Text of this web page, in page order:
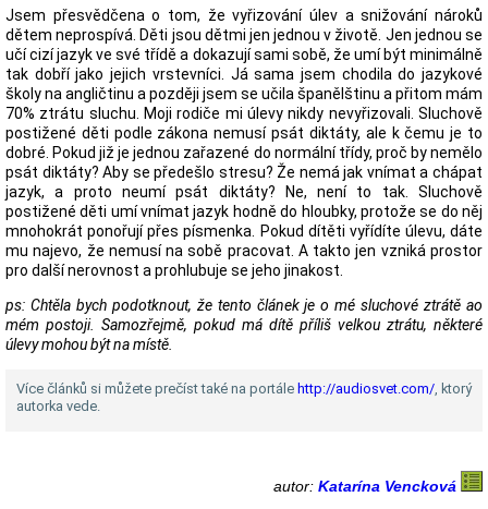
Jsem přesvědčena o tom, že vyřizování úlev a snižování nároků
dětem neprospívá. Děti jsou dětmi jen jednou v životě. Jen jednou se
učí cizí jazyk ve své třídě a dokazují sami sobě, že umí být minimálně
tak dobří jako jejich vrstevníci. Já sama jsem chodila do jazykové
školy na angličtinu a později jsem se učila španělštinu a přitom mám
70% ztrátu sluchu. Moji rodiče mi úlevy nikdy nevyřizovali. Sluchově
postižené děti podle zákona nemusí psát diktáty, ale k čemu je to
dobré. Pokud již je jednou zařazené do normální třídy, proč by nemělo
psát diktáty? Aby se předešlo stresu? Že nemá jak vnímat a chápat
jazyk, a proto neumí psát diktáty? Ne, není to tak. Sluchově
postižené děti umí vnímat jazyk hodně do hloubky, protože se do něj
mnohokrát ponořují přes písmenka. Pokud dítěti vyřídíte úlevu, dáte
mu najevo, že nemusí na sobě pracovat. A takto jen vzniká prostor
pro další nerovnost a prohlubuje se jeho jinakost.
ps: Chtěla bych podotknout, že tento článek je o mé sluchové ztrátě ao
mém postoji. Samozřejmě, pokud má dítě příliš velkou ztrátu, některé
úlevy mohou být na místě.
Více článků si můžete prečíst také na portále http://audiosvet.com/, ktorý
autorka vede.
autor: Katarína Vencková